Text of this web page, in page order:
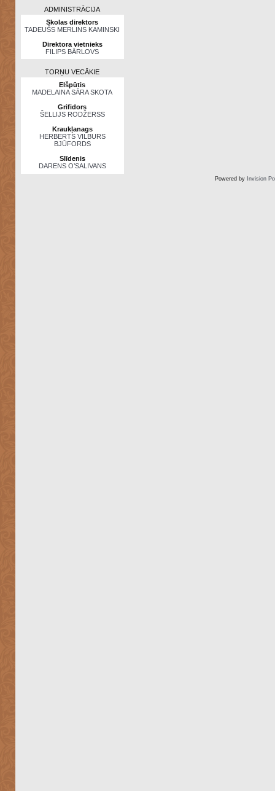
ADMINISTRĀCIJA
Skolas direktors
TADEUŠS MERLINS KAMINSKI
Direktora vietnieks
FILIPS BĀRLOVS
TORŅU VECĀKIE
Elšpūtis
MADELAINA SĀRA SKOTA
Grifidors
ŠELLIJS RODŽERSS
Kraukļanags
HERBERTS VILBURS
BJŪFORDS
Slīdenis
DARENS O’SALIVANS
Powered by Invision